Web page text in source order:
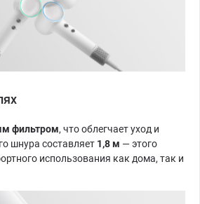
фильтром, что облегчает уход и
шнура составляет 1,8 м — этого
использования как дома, так и